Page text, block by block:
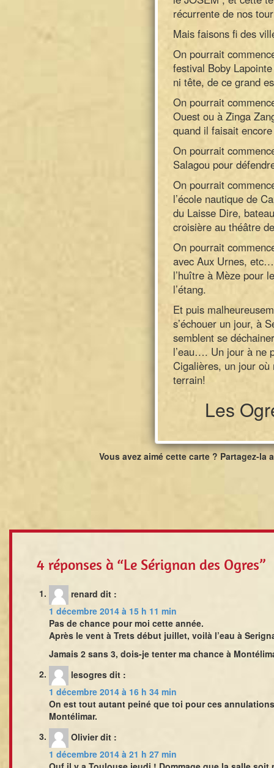
récurrente de nos
Mais faisons fi des
On pourrait
festival Boby
ni tête, de ce grand
On pourrait
Ouest ou à Zinga
quand il faisait
On pourrait
Salagou pour
On pourrait
l’école nautique de
du Laisse Dire,
croisière au théâtre
On pourrait
avec Aux Urnes,
l’huître à Mèze pour
l’étang.
Et puis
s’échouer un jour, à
semblent se
l’eau…. Un jour à ne
Cigalières, un jour
terrain!
Les
Vous avez aimé cette carte ? Partagez-
4 réponses à “Le Sérignan des Ogres”
renard dit :
1 décembre 2014 à 15 h 11 min
Pas de chance pour moi cette année.
Après le vent à Trets début juillet, voilà l’eau à
Jamais 2 sans 3, dois-je tenter ma chance à
lesogres dit :
1 décembre 2014 à 16 h 34 min
On est tout autant peiné que toi pour ces
Montélimar.
Olivier dit :
1 décembre 2014 à 21 h 27 min